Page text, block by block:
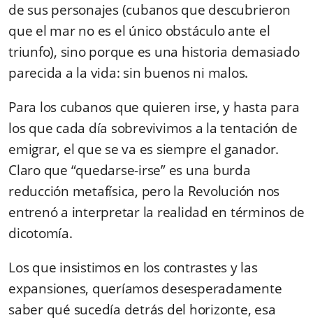
de sus personajes (cubanos que descubrieron
que el mar no es el único obstáculo ante el
triunfo), sino porque es una historia demasiado
parecida a la vida: sin buenos ni malos.
Para los cubanos que quieren irse, y hasta para
los que cada día sobrevivimos a la tentación de
emigrar, el que se va es siempre el ganador.
Claro que “quedarse-irse” es una burda
reducción metafísica, pero la Revolución nos
entrenó a interpretar la realidad en términos de
dicotomía.
Los que insistimos en los contrastes y las
expansiones, queríamos desesperadamente
saber qué sucedía detrás del horizonte, esa